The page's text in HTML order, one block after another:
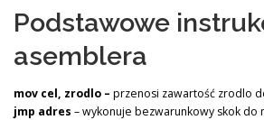
Podstawowe
asemblera
mov cel, zrodlo – przenosi zawartość zrodlo
jmp adres – wykonuje bezwarunkowy skok do